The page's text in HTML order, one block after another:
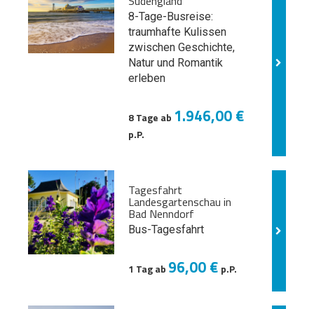
8-Tage-Busreise:
traumhafte Kulissen
zwischen Geschichte,
Natur und Romantik
erleben
8 Tage ab 1.946,00 €
p.P.
Tagesfahrt
Landesgartenschau in
Bad Nenndorf
Bus-Tagesfahrt
1 Tag ab 96,00 € p.P.